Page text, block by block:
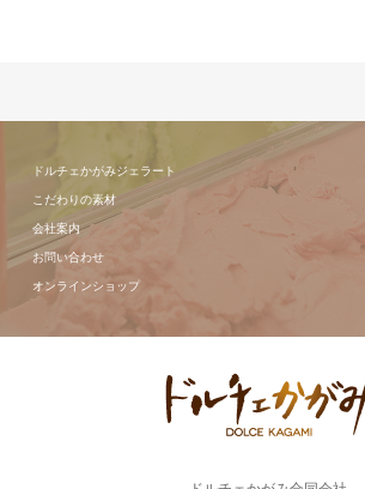
ドルチェかがみジェラート
こだわりの素材
会社案内
お問い合わせ
オンラインショップ